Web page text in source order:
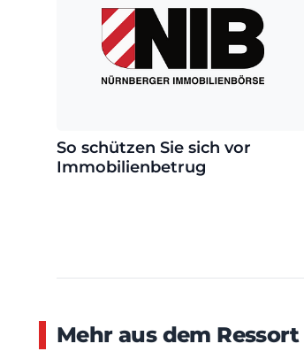
So schützen Sie sich vor
Immobilienbetrug
Mehr aus dem Ressort